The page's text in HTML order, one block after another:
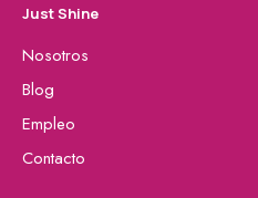
Just Shine
Nosotros
Blog
Empleo
Contacto